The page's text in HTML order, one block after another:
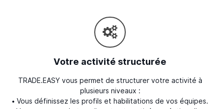
Votre activité structurée
TRADE.EASY vous permet de structurer votre activité à
plusieurs niveaux :
• Vous définissez les profils et habilitations de vos équipes.